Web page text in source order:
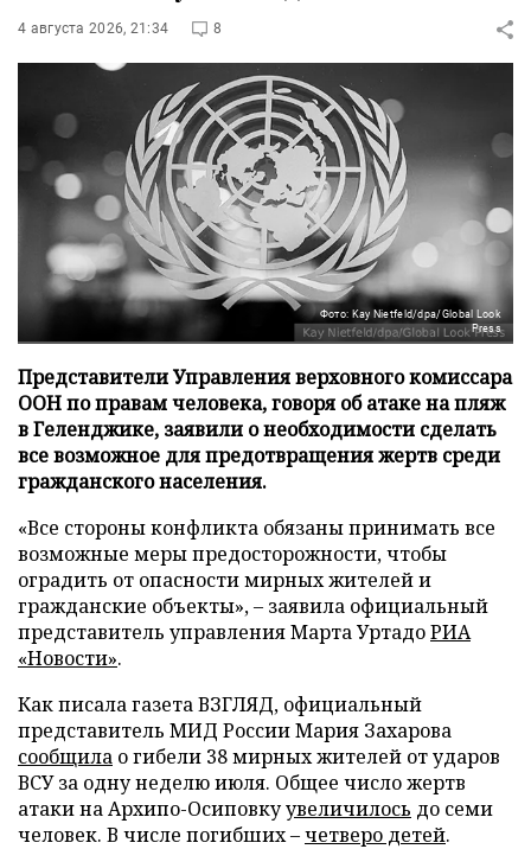
4 августа 2026, 21:34 8
Фото: Kay Nietfeld/dpa/Global Look
Press
Представители Управления верховного комиссара
ООН по правам человека, говоря об атаке на пляж
в Геленджике, заявили о необходимости сделать
все возможное для предотвращения жертв среди
гражданского населения.
«Все стороны конфликта обязаны принимать все
возможные меры предосторожности, чтобы
оградить от опасности мирных жителей и
гражданские объекты», – заявила официальный
представитель управления Марта УртадоРИА
«Новости».
Как писала газета ВЗГЛЯД, официальный
представитель МИД России Мария Захарова
сообщила о гибели 38 мирных жителей от ударов
ВСУ за одну неделю июля. Общее число жертв
атаки на Архипо-Осиповкуувеличилось до семи
человек. В числе погибших –четверо детей.